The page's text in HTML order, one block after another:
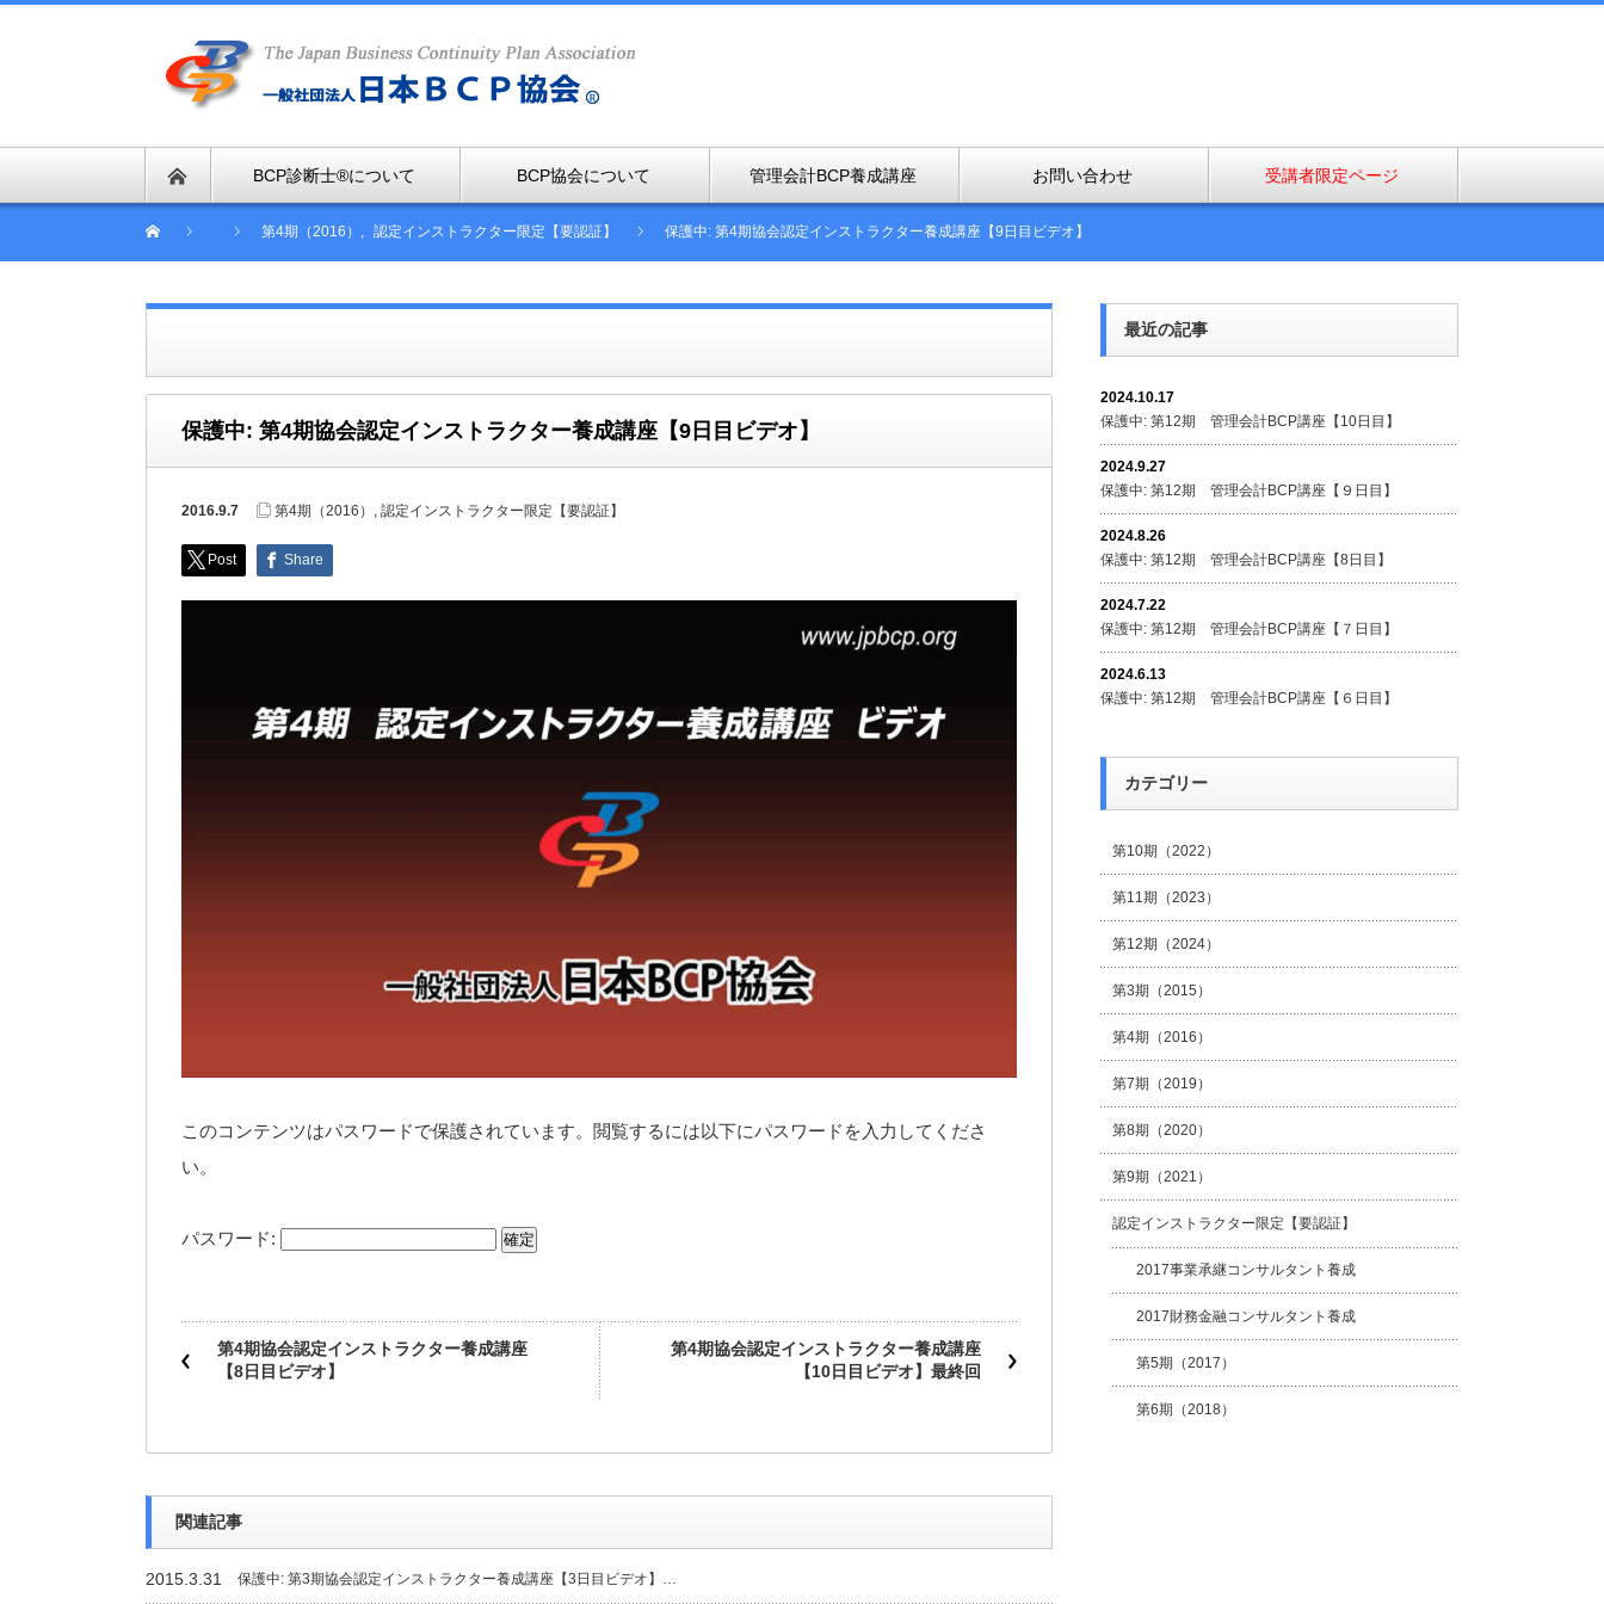
BCP診断士®について BCP協会について 管理会計BCP養成講座 お問い合わせ 受講者限定ページ
第4期（2016） , 認定インストラクター限定【要認証】 保護中: 第4期協会認定インストラクター養成講座【9日目ビデオ】
保護中: 第4期協会認定インストラクター養成講座【9日目ビデオ】
2016.9.7 第4期（2016） , 認定インストラクター限定【要認証】
Post Share
このコンテンツはパスワードで保護されています。閲覧するには以下にパスワードを入力してくださ
い。
パスワード:
第4期協会認定インストラクター養成講座
【8日目ビデオ】
第4期協会認定インストラクター養成講座
【10日目ビデオ】最終回
関連記事
2015.3.31 保護中: 第3期協会認定インストラクター養成講座【3日目ビデオ】…
最近の記事
2024.10.17
保護中: 第12期 管理会計BCP講座【10日目】
2024.9.27
保護中: 第12期 管理会計BCP講座【９日目】
2024.8.26
保護中: 第12期 管理会計BCP講座【8日目】
2024.7.22
保護中: 第12期 管理会計BCP講座【７日目】
2024.6.13
保護中: 第12期 管理会計BCP講座【６日目】
カテゴリー
第10期（2022）
第11期（2023）
第12期（2024）
第3期（2015）
第4期（2016）
第7期（2019）
第8期（2020）
第9期（2021）
認定インストラクター限定【要認証】
2017事業承継コンサルタント養成
2017財務金融コンサルタント養成
第5期（2017）
第6期（2018）